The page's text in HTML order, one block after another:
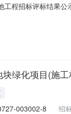
工程招标评标结果
)146200.00评标结
绿化项目(施
003002-8
招